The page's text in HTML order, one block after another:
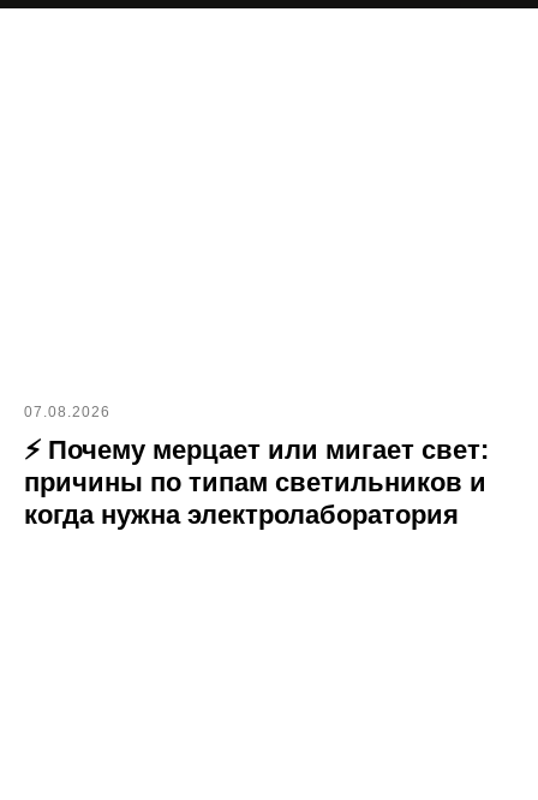
07.08.2026
⚡ Почему мерцает или мигает свет:
причины по типам светильников и
когда нужна электролаборатория